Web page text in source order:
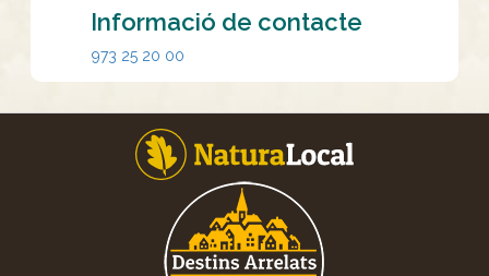
Informació de contacte
973 25 20 00